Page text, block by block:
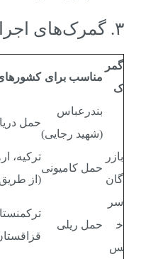
۳. گمرک‌های اجرایی مهم برای صادرات
گمر
ک
مناسب برای
بندرعباس
(شهید رجایی)
حمل
بازر
گان
حمل کامیونی
ترکیه،
(از
سر
خ
س
حمل ریلی